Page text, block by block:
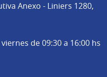
Anexo - Liniers 1280,
de 09:30 a 16:00 hs